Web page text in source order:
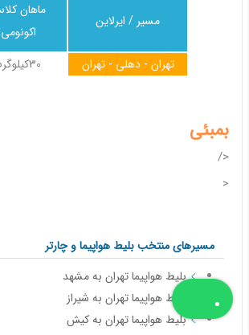
ماهان
اکونومی
مسیر / ایرلاین
30کیلوگرم تهران - دهلی - تهران
بمبئی
</
<
مسیرهای منتخب بلیط هواپیما و چارتر
بلیط هواپیما تهران به مشهد
بلیط هواپیما تهران به شیراز
بلیط هواپیما تهران به کیش